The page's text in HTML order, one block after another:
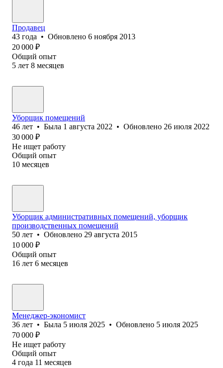
Продавец
43 года • Обновлено 6 ноября 2013
20 000 ₽
Общий опыт
5 лет 8 месяцев
Уборщик помещений
46 лет • Была 1 августа 2022 • Обновлено 26 июля 2022
30 000 ₽
Не ищет работу
Общий опыт
10 месяцев
Уборщик административных помещений, уборщик
производственных помещений
50 лет • Обновлено 29 августа 2015
10 000 ₽
Общий опыт
16 лет 6 месяцев
Менеджер-экономист
36 лет • Была 5 июля 2025 • Обновлено 5 июля 2025
70 000 ₽
Не ищет работу
Общий опыт
4 года 11 месяцев